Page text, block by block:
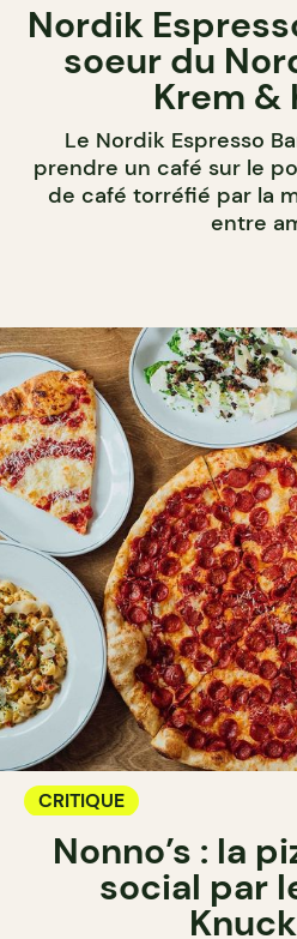
Nordik
soeur du
Krem &
Le Nordik Espresso
prendre un café sur le
de café torréfié par la
entre
CRITIQUE
Nonno’s : la
social par